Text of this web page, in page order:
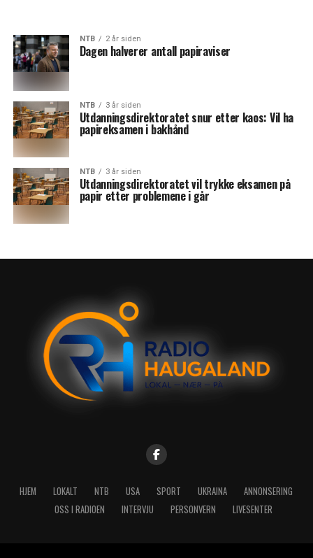
NTB 2 år siden
Dagen halverer antall papiraviser
NTB 3 år siden
Utdanningsdirektoratet snur etter kaos: Vil ha
papireksamen i bakhånd
NTB 3 år siden
Utdanningsdirektoratet vil trykke eksamen på
papir etter problemene i går
HJEM LOKALT NTB USA SPORT UKRAINA
ANNONSERING
OSS I RADIOEN
INTERVJU PERSONVERN LIVESENTER